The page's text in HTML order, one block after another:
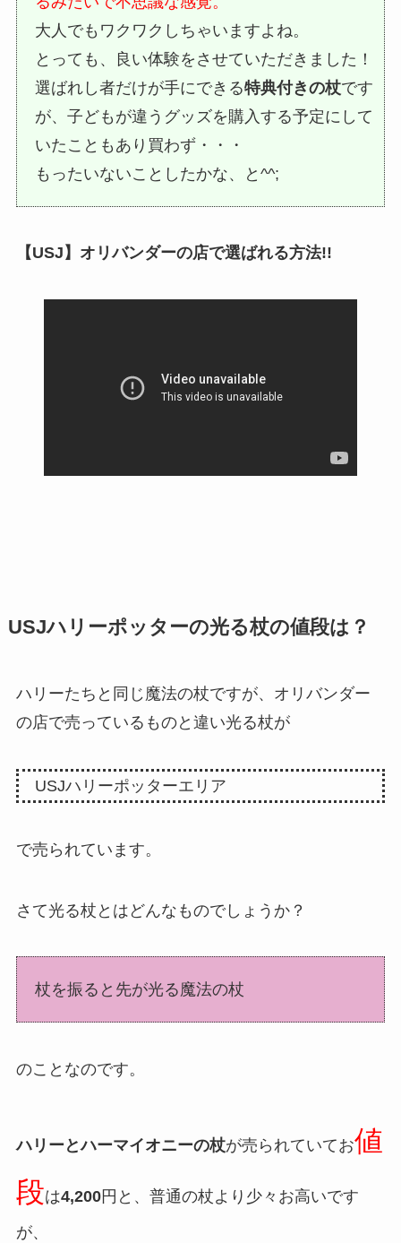
大人でもワクワクしちゃいますよね。
とっても、良い体験をさせていただきました！
選ばれし者だけが手にできる特典付きの杖です
が、子どもが違うグッズを購入する予定にして
いたこともあり買わず・・・
もったいないことしたかな、と^^;
【USJ】オリバンダーの店で選ばれる方法!!︎
USJハリーポッターの光る杖の値段は？
ハリーたちと同じ魔法の杖ですが、オリバンダー
の店で売っているものと違い光る杖が
USJハリーポッターエリア
で売られています。
さて光る杖とはどんなものでしょうか？
杖を振ると先が光る魔法の杖
のことなのです。
ハリーとハーマイオニーの杖が売られていてお値
段は4,200円と、普通の杖より少々お高いです
が、